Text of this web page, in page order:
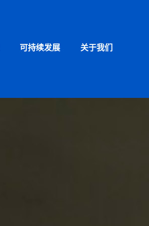
可持续发展 关于我们